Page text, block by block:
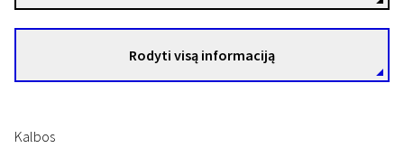
24 min. | Drama | N/A
Rodyti visą informaciją
Kalbos